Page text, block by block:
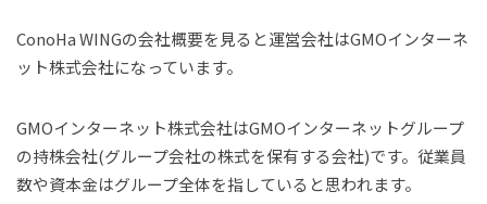
ConoHa WINGの会社概要を見ると運営会社はGMOインターネ
ット株式会社になっています。
GMOインターネット株式会社はGMOインターネットグループ
の持株会社(グループ会社の株式を保有する会社)です。従業員
数や資本金はグループ全体を指していると思われます。